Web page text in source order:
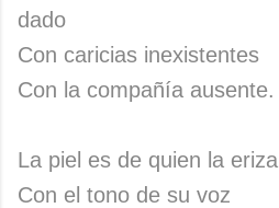
dado
Con caricias inexistentes
Con la compañía ausente.
La piel es de quien la eriza
Con el tono de su voz